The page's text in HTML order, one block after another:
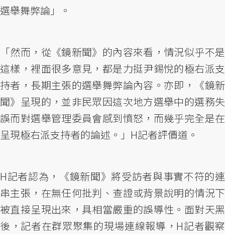
選舉舞弊論」。
「然而，從《鏡新聞》的內容來看，情況似乎不是
這樣，裡面很多意見，都是力挺尹錫悅的極右派支
持者，長期主張的選舉舞弊論內容。亦即，《鏡新
聞》呈現的，並非民眾因這次地方選舉中的選務失
誤而對選舉管理委員會感到憤怒，而幾乎完全是在
呈現極右派支持者的論述。」H記者評價道。
H記者認為，《鏡新聞》將受訪者與事實不符的連
串主張，在無任何批判、查證或背景說明的情況下
被直接呈現出來，具相當嚴重的誤導性。面對天黑
後，記者在群眾聚集的現場連線報導，H記者觀察